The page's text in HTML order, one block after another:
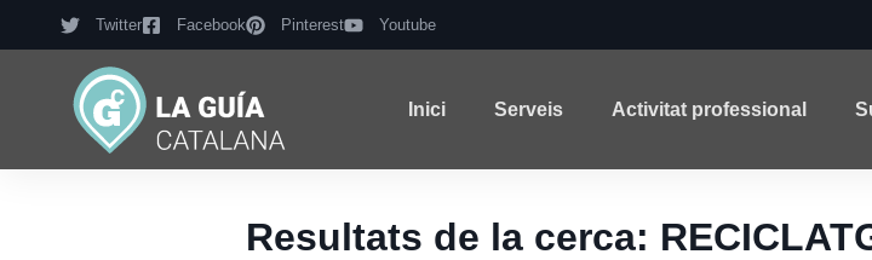
Twitter Facebook Pinterest Youtube
Inici Serveis Activitat professional
Resultats de la cerca: